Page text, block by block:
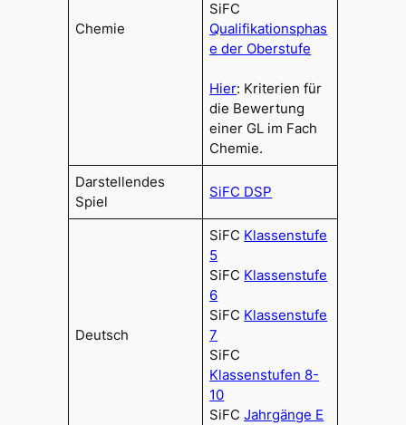
Chemie
SiFC
Qualifikationsphas
e der Oberstufe
Hier: Kriterien für
die Bewertung
einer GL im Fach
Chemie.
Darstellendes
Spiel
SiFC DSP
Deutsch
SiFC Klassenstufe
5
SiFC Klassenstufe
6
SiFC Klassenstufe
7
SiFC
Klassenstufen 8-
10
SiFCJahrgänge E